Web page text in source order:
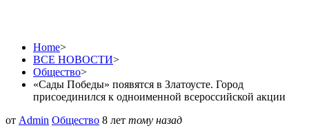
Home>
ВСЕ НОВОСТИ>
Общество>
«Сады Победы» появятся в Златоусте. Город
присоединился к одноименной всероссийской акции
от Admin Общество 8 лет тому назад